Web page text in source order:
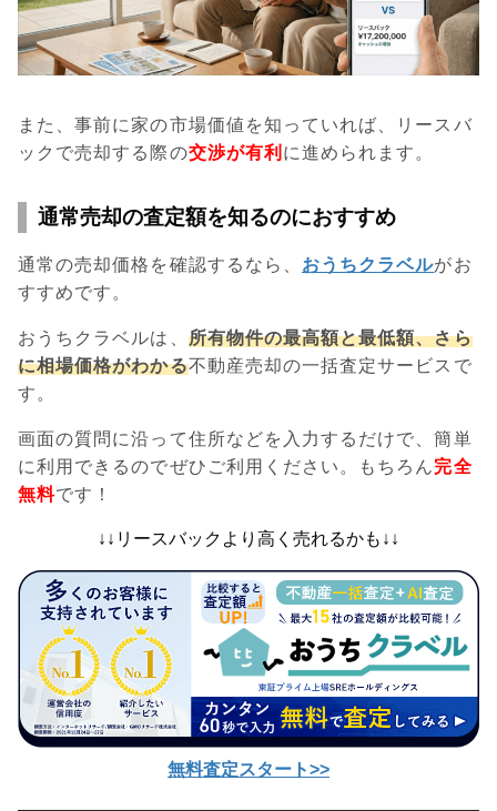
また、事前に家の市場価値を知っていれば、リースバ
ックで売却する際の交渉が有利 に進められます。
通常売却の査定額を知るのにおすすめ
通常の売却価格を確認するなら、 おうちクラベルがお
すすめです。
おうちクラベルは、 所有物件の最高額と最低額、さら
に相場価格がわかる不動産売却の一括査定サービスで
す。
画面の質問に沿って住所などを入力するだけで、簡単
に利用できるのでぜひご利用ください。もちろん完全
無料です！
↓↓リースバックより高く売れるかも↓↓
無料査定スタート>>